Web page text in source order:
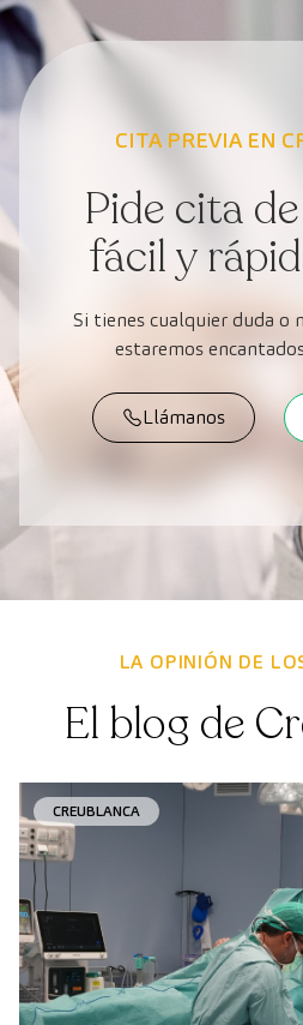
CITA PREVIA EN
Pide cita
fácil y
Si tienes cualquier duda o
estaremos
Llámanos
LA OPINIÓN DE
El blog de
CREUBLANCA